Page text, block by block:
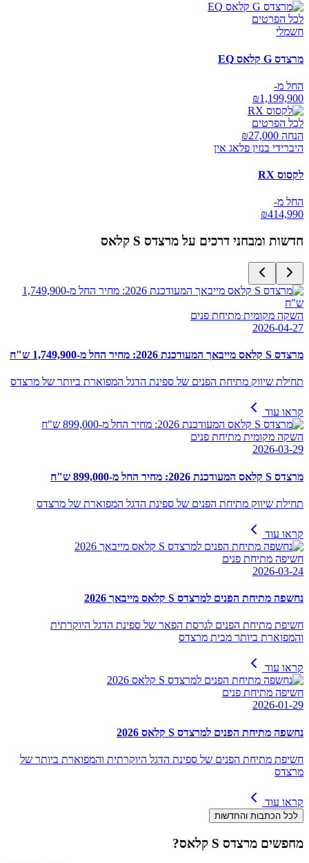
לכל הפרטים
חשמלי
מרצדס G קלאס EQ
החל מ-
₪1,199,900
לכל הפרטים
הנחה ₪ 27,000
היברידי בנזין פלאג אין
לקסוס RX
החל מ-
₪414,990
חדשות ומבחני דרכים על מרצדס S קלאס
השקה מקומית מתיחת פנים
2026-04-27
מרצדס S קלאס מייבאך המעודכנת 2026: מחיר החל מ-1,749,900 ש"ח
תחילת שיווק מתיחת הפנים של ספינת הדגל המפוארת ביותר של מרצדס
קראו עוד
השקה מקומית מתיחת פנים
2026-03-29
מרצדס S קלאס המעודכנת 2026: מחיר החל מ-899,000 ש"ח
תחילת שיווק מתיחת הפנים של ספינת הדגל המפוארת של מרצדס
קראו עוד
חשיפה מתיחת פנים
2026-03-24
נחשפה מתיחת הפנים למרצדס S קלאס מייבאך 2026
חשיפת מתיחת הפנים לגרסת הפאר של ספינת הדגל היוקרתית
והמפוארת ביותר מבית מרצדס
קראו עוד
חשיפה מתיחת פנים
2026-01-29
נחשפה מתיחת הפנים למרצדס S קלאס 2026
חשיפת מתיחת הפנים של ספינת הדגל היוקרתית והמפוארת ביותר של
מרצדס
קראו עוד
לכל הכתבות והחדשות
מחפשים מרצדס S קלאס ?